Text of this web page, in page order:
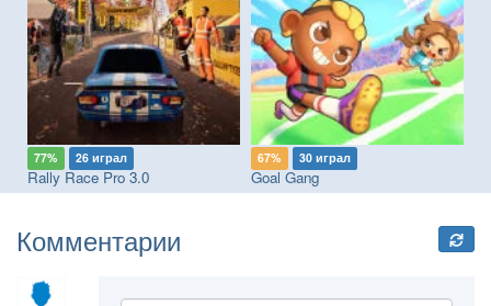
77% 26 играл
Rally Race Pro 3.0
67% 30 играл
Goal Gang
Комментарии